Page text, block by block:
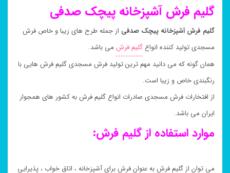
گلیم فرش آشپزخانه پیچک صدفی
گلیم فرش آشپزخانه پیچک صدفی از جمله طرح های زیبا و خاص فرش
مسجدی تولید کننده انواع گلیم فرش می باشد.
همان گونه که می دانید مهم ترین تولید فرش مسجدی گلیم فرش هایی با
رنگبندی خاص و زیبا است.
از افتخارات فرش مسجدی صادرات انواع گلیم فرش به کشور های همجوار
ایران می باشد.
موارد استفاده از گلیم فرش:
می توان از گلیم فرش به عنوان فرش برای آشپزخانه ، اتاق خواب ، پذیرایی